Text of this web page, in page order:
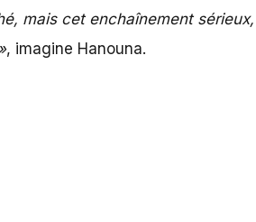
mais cet enchaînement
, imagine Hanouna.